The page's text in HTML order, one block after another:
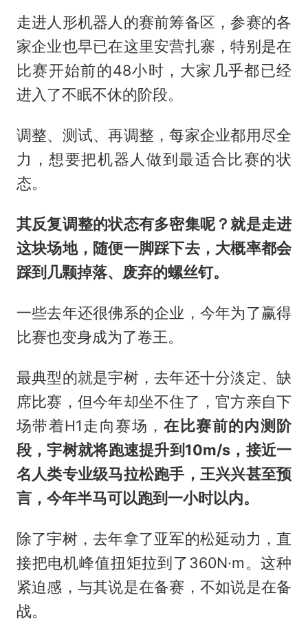
走进人形机器人的赛前筹备区，参赛的各
家企业也早已在这里安营扎寨，特别是在
比赛开始前的48小时，大家几乎都已经
进入了不眠不休的阶段。
调整、测试、再调整，每家企业都用尽全
力，想要把机器人做到最适合比赛的状
态。
其反复调整的状态有多密集呢？就是走进
这块场地，随便一脚踩下去，大概率都会
踩到几颗掉落、废弃的螺丝钉。
一些去年还很佛系的企业，今年为了赢得
比赛也变身成为了卷王。
最典型的就是宇树，去年还十分淡定、缺
席比赛，但今年却坐不住了，官方亲自下
场带着H1走向赛场，在比赛前的内测阶
段，宇树就将跑速提升到10m/s，接近一
名人类专业级马拉松跑手，王兴兴甚至预
言，今年半马可以跑到一小时以内。
除了宇树，去年拿了亚军的松延动力，直
接把电机峰值扭矩拉到了360N·m。这种
紧迫感，与其说是在备赛，不如说是在备
战。